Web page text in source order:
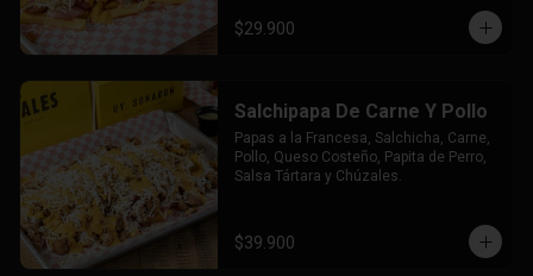
$29.900
Salchipapa De Carne Y Pollo
Papas a la Francesa, Salchicha, Carne,
Pollo, Queso Costeño, Papita de Perro,
Salsa Tártara y Chúzales.
$39.900